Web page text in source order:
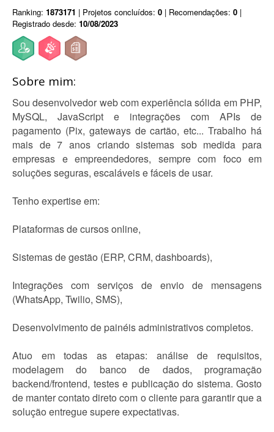
Ranking: 1873171 | Projetos concluídos: 0 | Recomendações: 0 |
Registrado desde: 10/08/2023
Sobre mim:
Sou desenvolvedor web com experiência sólida em PHP,
MySQL, JavaScript e integrações com APIs de
pagamento (Pix, gateways de cartão, etc... Trabalho há
mais de 7 anos criando sistemas sob medida para
empresas e empreendedores, sempre com foco em
soluções seguras, escaláveis e fáceis de usar.
Tenho expertise em:
Plataformas de cursos online,
Sistemas de gestão (ERP, CRM, dashboards),
Integrações com serviços de envio de mensagens
(WhatsApp, Twilio, SMS),
Desenvolvimento de painéis administrativos completos.
Atuo em todas as etapas: análise de requisitos,
modelagem do banco de dados, programação
backend/frontend, testes e publicação do sistema. Gosto
de manter contato direto com o cliente para garantir que a
solução entregue supere expectativas.